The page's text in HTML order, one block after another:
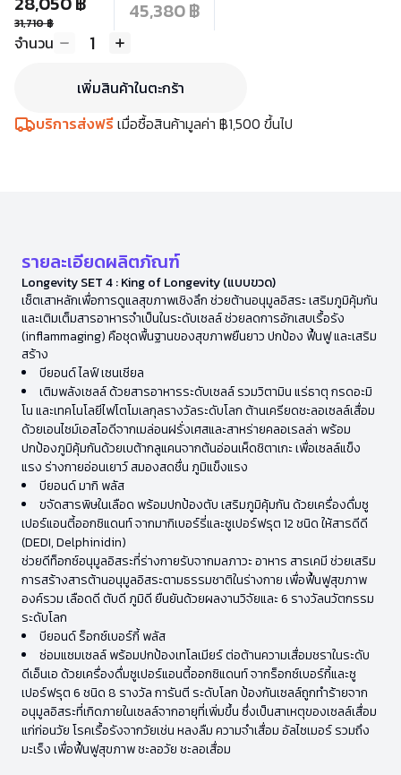
31,710 ฿ 45,380 ฿
จำนวน 1
เพิ่มสินค้าในตะกร้า
บริการส่งฟรีเมื่อซื้อสินค้ามูลค่า ฿1,500 ขึ้นไป
รายละเอียดผลิตภัณฑ์
Longevity SET 4 : King of Longevity (แบบขวด)
เซ็ตเสาหลักเพื่อการดูแลสุขภาพเชิงลึก ช่วยต้านอนุมูลอิสระ เสริมภูมิคุ้มกัน
และเติมเต็มสารอาหารจำเป็นในระดับเซลล์ ช่วยลดการอักเสบเรื้อรัง
(inflammaging) คือชุดพื้นฐานของสุขภาพยืนยาว ปกป้อง ฟื้นฟู และเสริม
สร้าง
บียอนด์ ไลฟ์ เซนเชียล
เติมพลังเซลล์ ด้วยสารอาหารระดับเซลล์ รวมวิตามิน แร่ธาตุ กรดอะมิ
โน และเทคโนโลยีไฟโตโมเลกุลรางวัลระดับโลก ต้านเครียดชะลอเซลล์เสื่อม
ด้วยเอนไซม์เอสโอดีจากเมล่อนฝรั่งเศสและสาหร่ายคลอเรลล่า พร้อม
ปกป้องภูมิคุ้มกันด้วยเบต้ากลูแคนจากต้นอ่อนเห็ดชิตาเกะ เพื่อเซลล์แข็ง
แรง ร่างกายอ่อนเยาว์ สมองสดชื่น ภูมิแข็งแรง
บียอนด์ มากิ พลัส
ขจัดสารพิษในเลือด พร้อมปกป้องตับ เสริมภูมิคุ้มกัน ด้วยเครื่องดื่มซู
เปอร์แอนตี้ออกซิแดนท์ จากมากิเบอร์รี่และซูเปอร์ฟรุต 12 ชนิด ให้สารดีดี
(DEDI, Delphinidin)
ช่วยดีท็อกซ์อนุมูลอิสระที่ร่างกายรับจากมลภาวะ อาหาร สารเคมี ช่วยเสริม
การสร้างสารต้านอนุมูลอิสระตามธรรมชาติในร่างกาย เพื่อฟื้นฟูสุขภาพ
องค์รวม เลือดดี ตับดี ภูมิดี ยืนยันด้วยผลงานวิจัยและ 6 รางวัลนวัตกรรม
ระดับโลก
บียอนด์ ร็อกซ์เบอร์กี้ พลัส
ซ่อมแซมเซลล์ พร้อมปกป้องเทโลเมียร์ ต่อต้านความเสื่อมชราในระดับ
ดีเอ็นเอ ด้วยเครื่องดื่มซูเปอร์แอนตี้ออกซิแดนท์ จากร็อกซ์เบอร์กี้และซู
เปอร์ฟรุต 6 ชนิด 8 รางวัล การันตี ระดับโลก ป้องกันเซลล์ถูกทำร้ายจาก
อนุมูลอิสระที่เกิดภายในเซลล์จากอายุที่เพิ่มขึ้น ซึ่งเป็นสาเหตุของเซลล์เสื่อม
แก่ก่อนวัย โรคเรื้อรังจากวัยเช่น หลงลืม ความจำเสื่อม อัลไซเมอร์ รวมถึง
มะเร็ง เพื่อฟื้นฟูสุขภาพ ชะลอวัย ชะลอเสื่อม